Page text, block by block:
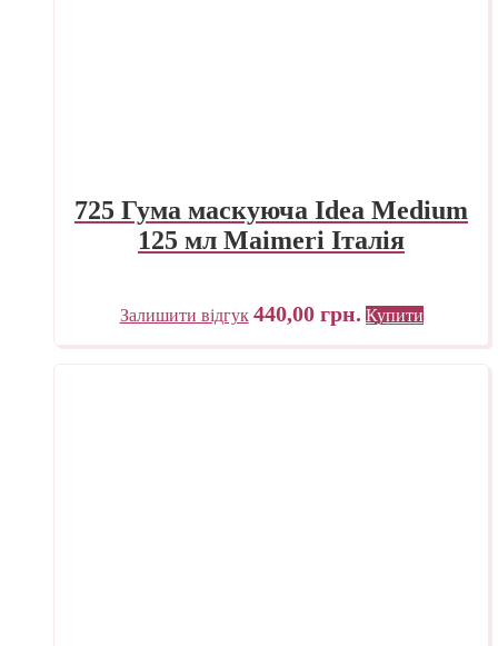
725 Гума маскуюча Idea Medium
125 мл Maimeri Італія
Залишити відгук 440,00 грн. Купити